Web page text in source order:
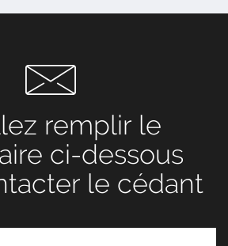
remplir le
ci-dessous
le cédant